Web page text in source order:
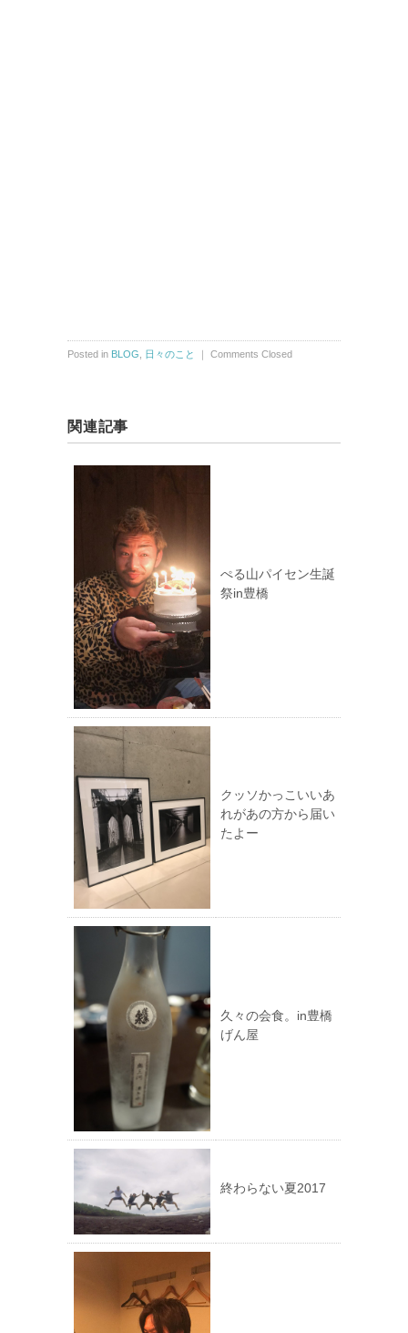
Posted in BLOG 日々のこと Comments Closed
関連記事
ぺる山パイセン生誕
祭in豊橋
クッソかっこいいあ
れがあの方から届い
たよー
久々の会食。in豊橋
げん屋
終わらない夏2017